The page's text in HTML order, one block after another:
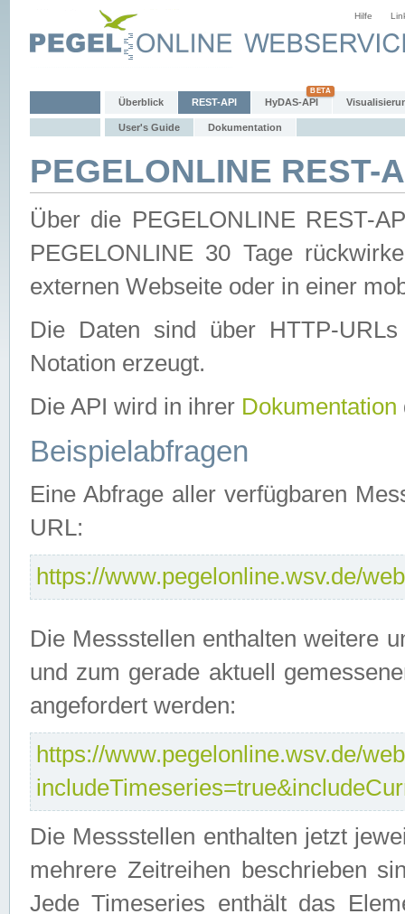
Hilfe
Überblick REST-API HyDAS-API
User's Guide Dokumentation
PEGELONLINE REST-
Über die PEGELONLINE REST-
PEGELONLINE 30 Tage
externen Webseite oder in einer
Die Daten sind über HTTP-
Notation erzeugt.
Die API wird in ihrer Dokumentation
Beispielabfragen
Eine Abfrage aller verfügbaren
URL:
https://www.pegelonline.wsv.de/
Die Messstellen enthalten weitere
und zum gerade aktuell
angefordert werden:
https://www.pegelonline.wsv.de/
Die Messstellen enthalten jetzt
mehrere Zeitreihen beschrieben
Jede Timeseries enthält das